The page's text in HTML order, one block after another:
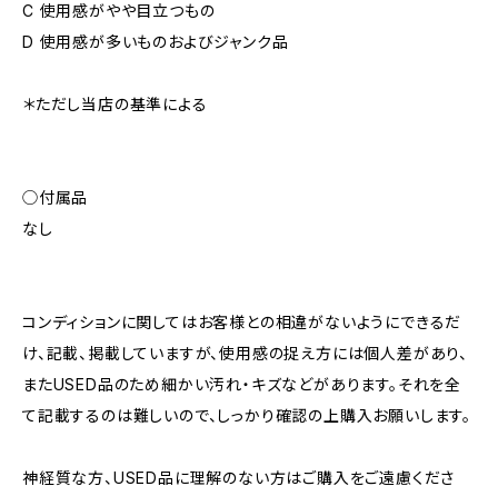
C 使用感がやや目立つもの
D 使用感が多いものおよびジャンク品
＊ただし当店の基準による
◯付属品
なし
コンディションに関してはお客様との相違がないようにできるだ
け、記載、掲載していますが、使用感の捉え方には個人差があり、
またUSED品のため細かい汚れ・キズなどがあります。それを全
て記載するのは難しいので、しっかり確認の上購入お願いします。
神経質な方、USED品に理解のない方はご購入をご遠慮くださ